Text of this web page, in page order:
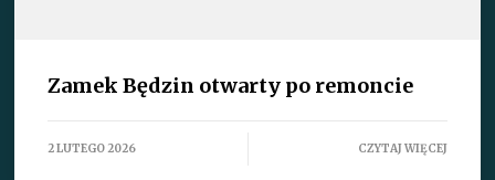
Zamek Będzin otwarty po remoncie
2 LUTEGO 2026 CZYTAJ WIĘCEJ